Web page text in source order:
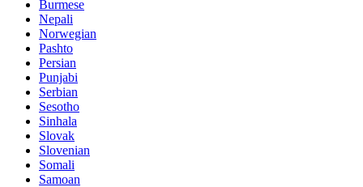
Burmese
Nepali
Norwegian
Pashto
Persian
Punjabi
Serbian
Sesotho
Sinhala
Slovak
Slovenian
Somali
Samoan